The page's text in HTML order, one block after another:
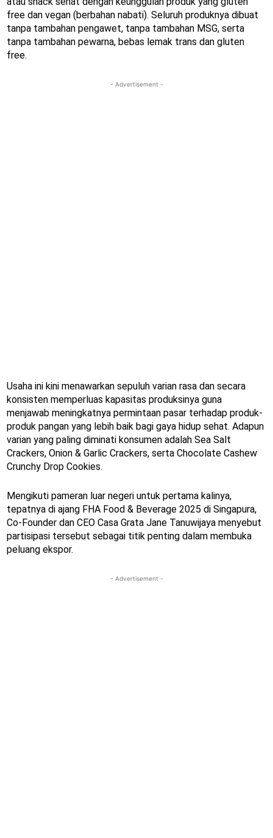
free dan vegan (berbahan nabati). Seluruh produknya dibuat
tanpa tambahan pengawet, tanpa tambahan MSG, serta
tanpa tambahan pewarna, bebas lemak trans dan gluten
free.
- Advertisement -
Usaha ini kini menawarkan sepuluh varian rasa dan secara
konsisten memperluas kapasitas produksinya guna
menjawab meningkatnya permintaan pasar terhadap produk-
produk pangan yang lebih baik bagi gaya hidup sehat. Adapun
varian yang paling diminati konsumen adalah Sea Salt
Crackers, Onion & Garlic Crackers, serta Chocolate Cashew
Crunchy Drop Cookies.
Mengikuti pameran luar negeri untuk pertama kalinya,
tepatnya di ajang FHA Food & Beverage 2025 di Singapura,
Co-Founder dan CEO Casa Grata Jane Tanuwijaya menyebut
partisipasi tersebut sebagai titik penting dalam membuka
peluang ekspor.
- Advertisement -